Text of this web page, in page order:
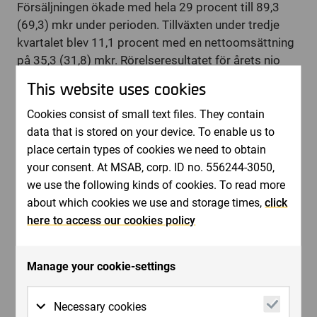
Försäljningen ökade med hela 29 procent till 89,3
(69,3) mkr under perioden. Tillväxten under tredje
kvartalet blev 11,1 procent med en nettoomsättning
på 35,3 (31,8) mkr. Rörelseresultatet för årets nio
20,1 (12,7) mkr. Bolaget hanterar allt fler kunder och
leveranserna fortsätter att fungera mycket bra.
Vår försäljning fortsätter utvecklas starkt i
Nordamerika och Sydostasien. Den europeiska
marknaden där Storbritannien har stor inverkan, visar
inte samma tillväxt.
Vi har haft en hög tillväxttakt under årets första nio
månader och den underliggande marknaden
intäktsfördes framför allt under det fjärde kvartalet
överträffa förra årets försäljningssiffror för helåret.
This website uses cookies
Cookies consist of small text files. They contain
data that is stored on your device. To enable us to
place certain types of cookies we need to obtain
your consent. At MSAB, corp. ID no. 556244-3050,
we use the following kinds of cookies. To read more
about which cookies we use and storage times,click
here to access our cookies policy
Manage your cookie-settings
Necessary cookies